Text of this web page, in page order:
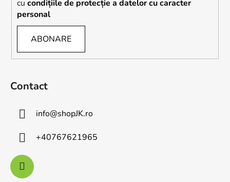
cu condițiile de protecție a datelor cu caracter
personal
ABONARE
Contact
info@shopJK.ro
+40767621965